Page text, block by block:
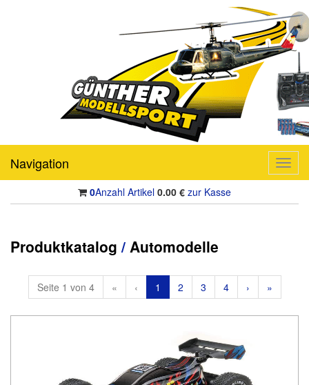
Navigation
0Anzahl Artikel 0.00 € zur Kasse
Produktkatalog / Automodelle
Seite 1 von 4 « ‹ 1 2 3 4 › »